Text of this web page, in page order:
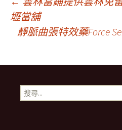
文
章
導
覽
壢當舖
靜脈曲張特效藥Force
搜
尋